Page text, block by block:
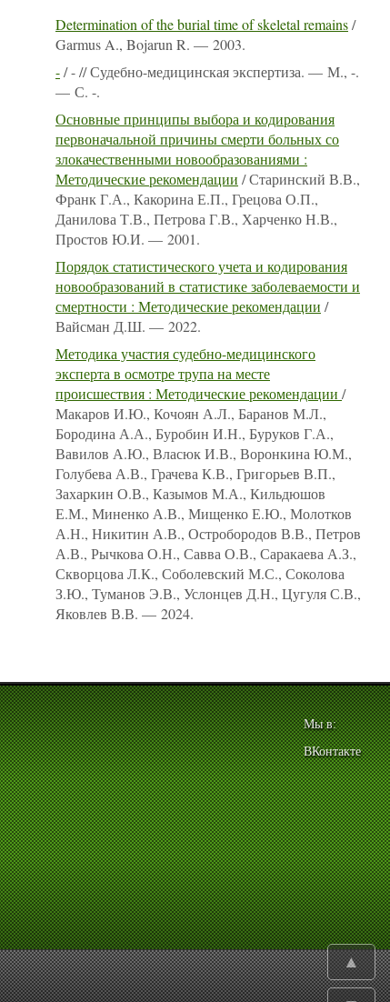
Determination of the burial time of skeletal remains/
Garmus A., Bojarun R. — 2003.
-/ - // Судебно-медицинская экспертиза. — М., -.
— С. -.
Основные принципы выбора и кодирования
первоначальной причины смерти больных со
злокачественными новообразованиями :
Методические рекомендации / Старинский В.В.,
Франк Г.А., Какорина Е.П., Грецова О.П.,
Данилова Т.В., Петрова Г.В., Харченко Н.В.,
Простов Ю.И. — 2001.
Порядок статистического учета и кодирования
новообразований в статистике заболеваемости и
смертности : Методические рекомендации /
Вайсман Д.Ш. — 2022.
Методика участия судебно-медицинского
эксперта в осмотре трупа на месте
происшествия : Методические рекомендации /
Макаров И.Ю., Кочоян А.Л., Баранов М.Л.,
Бородина А.А., Буробин И.Н., Буруков Г.А.,
Вавилов А.Ю., Власюк И.В., Воронкина Ю.М.,
Голубева А.В., Грачева К.В., Григорьев В.П.,
Захаркин О.В., Казымов М.А., Кильдюшов
Е.М., Миненко А.В., Мищенко Е.Ю., Молотков
А.Н., Никитин А.В., Остробородов В.В., Петров
А.В., Рычкова О.Н., Савва О.В., Саракаева А.З.,
Скворцова Л.К., Соболевский М.С., Соколова
З.Ю., Туманов Э.В., Услонцев Д.Н., Цугуля С.В.,
Яковлев В.В. — 2024.
Мы в:
ВКонтакте
▲